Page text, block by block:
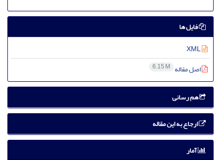
فایل ها
اصل مقاله 6.15 M
هم رسانی
ارجاع به این مقاله
آمار